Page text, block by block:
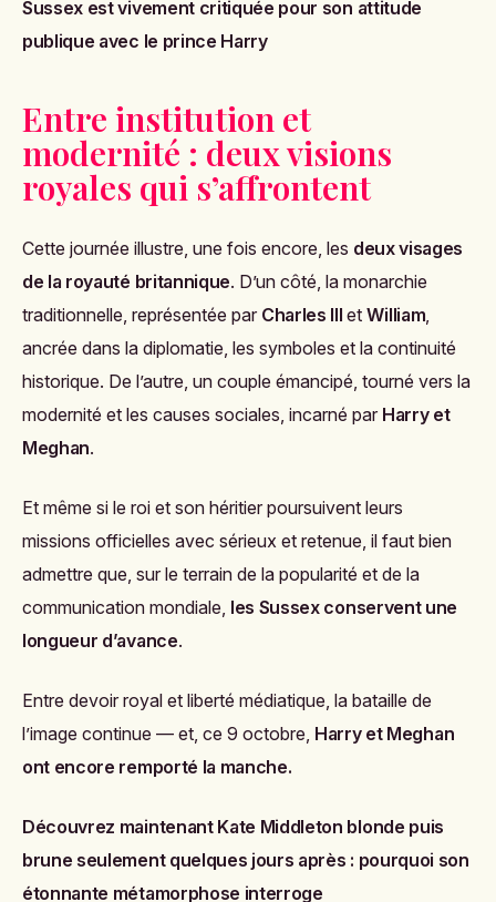
Sussex est vivement critiquée pour son attitude
publique avec le prince Harry
Entre institution et
modernité : deux visions
royales qui s’affrontent
Cette journée illustre, une fois encore, les deux visages
de la royauté britannique. D’un côté, la monarchie
traditionnelle, représentée par Charles III etWilliam
ancrée dans la diplomatie, les symboles et la continuité
historique. De l’autre, un couple émancipé, tourné vers la
modernité et les causes sociales, incarné par Harry et
Meghan.
Et même si le roi et son héritier poursuivent leurs
missions officielles avec sérieux et retenue, il faut bien
admettre que, sur le terrain de la popularité et de la
communication mondiale, les Sussex conservent une
longueur d’avance.
Entre devoir royal et liberté médiatique, la bataille de
l’image continue — et, ce 9 octobre, Harry et Meghan
ont encore remporté la manche.
Découvrez maintenant Kate Middleton blonde puis
brune seulement quelques jours après : pourquoi son
étonnante métamorphose interroge